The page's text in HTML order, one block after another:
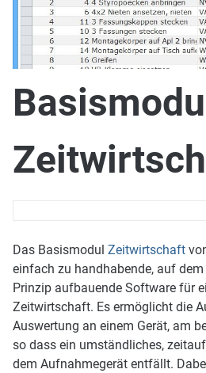
Basismodul
Das Basismodul Zeitwirtschaft
einfach zu handhabende, auf
Prinzip aufbauende Software für
Zeitwirtschaft. Es ermöglicht die
Auswertung an einem Gerät, am
so dass ein umständliches,
dem Aufnahmegerät entfällt.